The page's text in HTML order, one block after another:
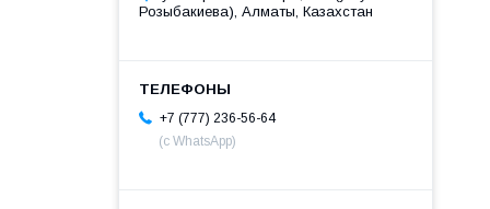
Розыбакиева), Алматы, Казахстан
+7 (777) 236-56-64
(с WhatsApp)